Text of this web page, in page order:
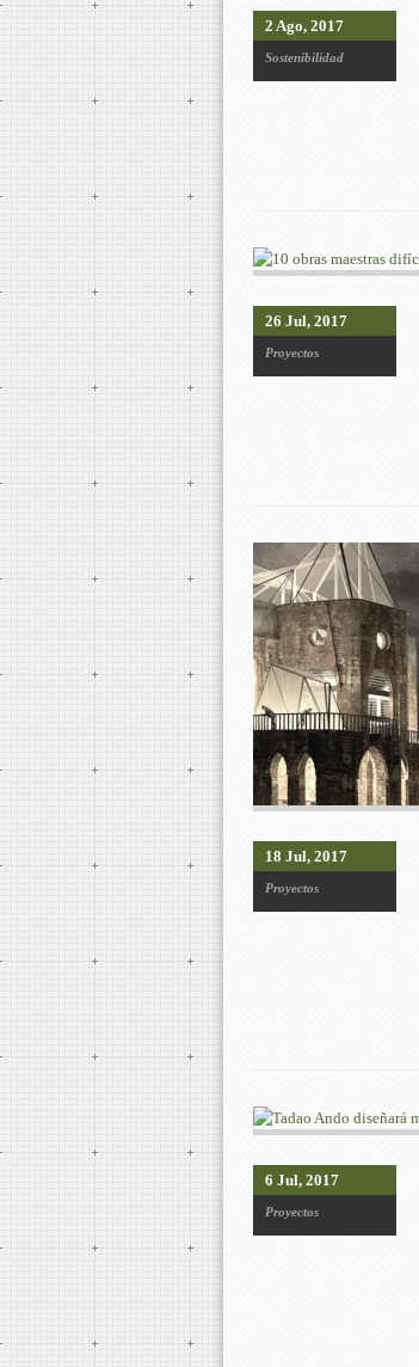
2 Ago, 2017
Sostenibilidad
26 Jul, 2017
Proyectos
18 Jul, 2017
Proyectos
6 Jul, 2017
Proyectos